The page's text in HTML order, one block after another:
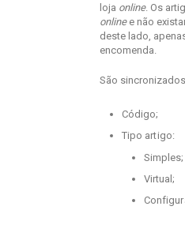
loja online. Os
onlinee não
deste lado,
encomenda.
São
Código;
Tipo artigo:
Simples;
Virtual;